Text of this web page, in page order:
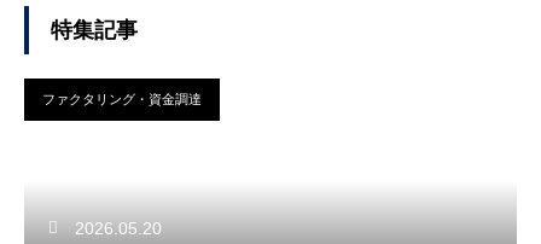
特集記事
ファクタリング・資金調達
2026.05.20